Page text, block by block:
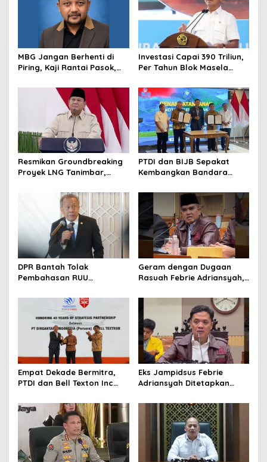
MBG Jangan Berhenti di
Piring, Kaji Rantai Pasok,
Ekonomi Lokal
Investasi Capai 390 Triliun,
Per Tahun Blok Masela
Juta Ton LNG
Resmikan Groundbreaking
Proyek LNG Tanimbar,
Nantikan 28 Tahun
PTDI dan BIJB Sepakat
Kembangkan Bandara
Industri Kedirgantaraan
Nasional
DPR Bantah Tolak
Pembahasan RUU
Geram dengan Dugaan
Rasuah Febrie Adriansyah,
Jampidsus Dihukum Mati
Empat Dekade Bermitra,
PTDI dan Bell Texton Inc
Kembangkan Industri
Helikopter
Eks Jampidsus Febrie
Adriansyah Ditetapkan
Kejagung Rajut Kongsi